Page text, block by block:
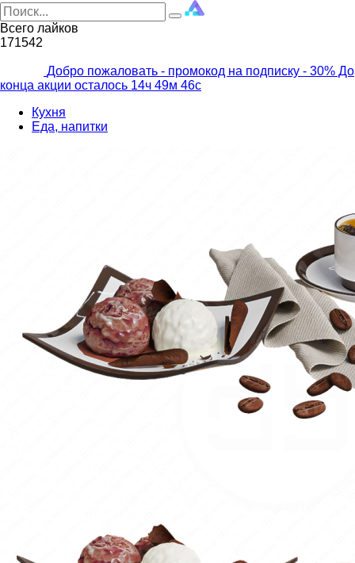
Всего лайков
171542
Добро пожаловать - промокод на подписку - 30% До
конца акции осталось 14ч 49м 45с
Кухня
Еда, напитки